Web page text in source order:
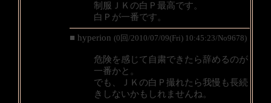
制服ＪＫの白Ｐ最高です。
白Ｐが一番です。
■ hyperion (0回/2010/07/09(Fri) 10:45:23/No9678)
危険を感じて自粛できたら辞めるのが
一番かと。
でも、ＪＫの白Ｐ撮れたら我慢も長続
きしないかもしれませんね。